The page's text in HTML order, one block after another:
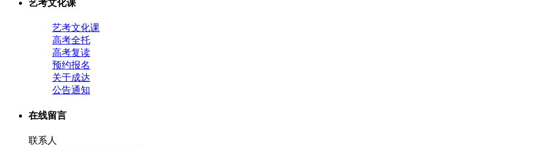
艺考文化课
艺考文化课
高考全托
高考复读
预约报名
关于成达
公告通知
在线留言
联系人